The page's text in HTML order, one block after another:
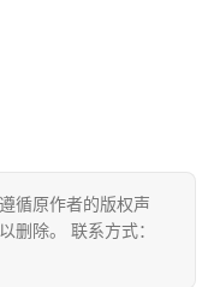
循原作者的版权声
删除。 联系方式：